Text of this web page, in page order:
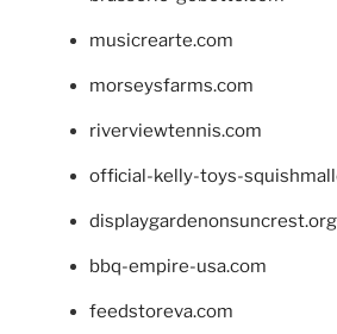
musicrearte.com
morseysfarms.com
riverviewtennis.com
official-kelly-toys-
displaygardenonsuncrest.org
bbq-empire-usa.com
feedstoreva.com